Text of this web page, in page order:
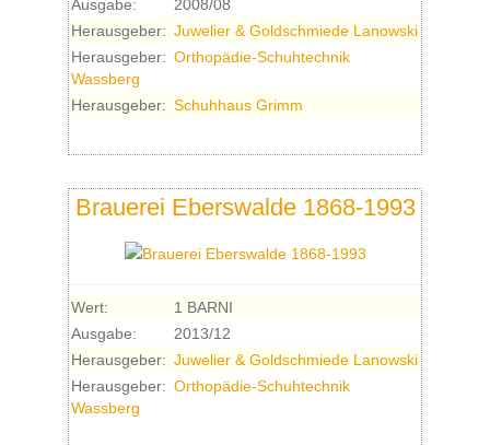
Ausgabe:
2008/08
Herausgeber: Juwelier & Goldschmiede Lanowski
Herausgeber: Orthopädie-Schuhtechnik
Wassberg
Herausgeber: Schuhhaus Grimm
Brauerei Eberswalde 1868-1993
Wert:
1 BARNI
Ausgabe:
2013/12
Herausgeber: Juwelier & Goldschmiede Lanowski
Herausgeber: Orthopädie-Schuhtechnik
Wassberg